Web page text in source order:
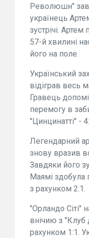
Революшн"
українець
зустрічі.
57-й хвилині
його на поле.
Український
відіграв весь
Гравець
перемогу в
"Цинцинатті" -
Легендарний
знову вразив
Завдяки його
Маямі здобула
з рахунком 2:1.
"Орландо Сіті"
внічию з
рахунком 1:1.